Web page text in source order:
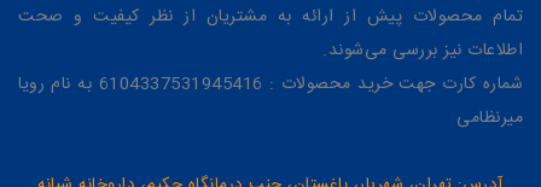
تمام محصولات پیش از ارائه به مشتریان از نظر کیفیت و صحت
اطلاعات نیز بررسی می‌شوند.
شماره کارت جهت خرید محصولات : 6104337531945416 به نام رویا
میرنظامی